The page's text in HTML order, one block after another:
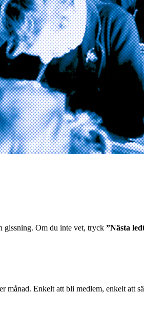
gissning. Om du inte vet, tryck ”Nästa
månad. Enkelt att bli medlem, enkelt att